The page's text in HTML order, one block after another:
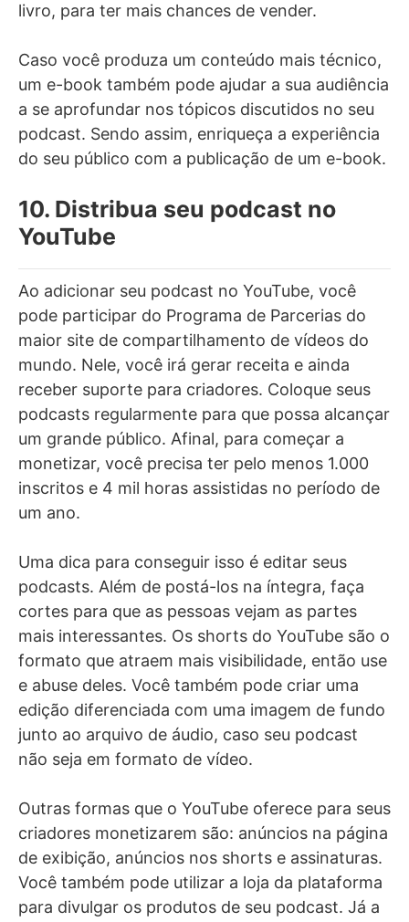
livro, para ter mais chances de vender.
Caso você produza um conteúdo mais técnico,
um e-book também pode ajudar a sua audiência
a se aprofundar nos tópicos discutidos no seu
podcast. Sendo assim, enriqueça a experiência
do seu público com a publicação de um e-book.
10. Distribua seu podcast no
YouTube
Ao adicionar seu podcast no YouTube, você
pode participar do Programa de Parcerias do
maior site de compartilhamento de vídeos do
mundo. Nele, você irá gerar receita e ainda
receber suporte para criadores. Coloque seus
podcasts regularmente para que possa alcançar
um grande público. Afinal, para começar a
monetizar, você precisa ter pelo menos 1.000
inscritos e 4 mil horas assistidas no período de
um ano.
Uma dica para conseguir isso é editar seus
podcasts. Além de postá-los na íntegra, faça
cortes para que as pessoas vejam as partes
mais interessantes. Os shorts do YouTube são o
formato que atraem mais visibilidade, então use
e abuse deles. Você também pode criar uma
edição diferenciada com uma imagem de fundo
junto ao arquivo de áudio, caso seu podcast
não seja em formato de vídeo.
Outras formas que o YouTube oferece para seus
criadores monetizarem são: anúncios na página
de exibição, anúncios nos shorts e assinaturas.
Você também pode utilizar a loja da plataforma
para divulgar os produtos de seu podcast. Já a